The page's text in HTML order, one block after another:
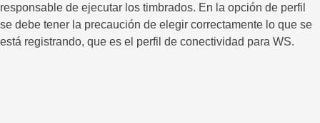
responsable de ejecutar los timbrados. En la opción de perfil
se debe tener la precaución de elegir correctamente lo que se
está registrando, que es el perfil de conectividad para WS.